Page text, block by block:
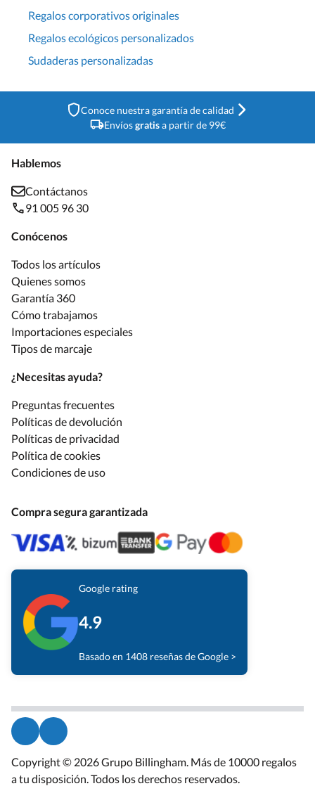
Regalos corporativos originales
Regalos ecológicos personalizados
Sudaderas personalizadas
Conoce nuestra garantía de calidad
Envíosgratisa partir de 99€
Hablemos
Contáctanos
91 005 96 30
Conócenos
Todos los artículos
Quienes somos
Garantía 360
Cómo trabajamos
Importaciones especiales
Tipos de marcaje
¿Necesitas ayuda?
Preguntas frecuentes
Políticas de devolución
Políticas de privacidad
Política de cookies
Condiciones de uso
Compra segura garantizada
Google rating
4.9
Basado en 1408 reseñas de Google >
Copyright © 2026 Grupo Billingham. Más de 10000 regalos
a tu disposición. Todos los derechos reservados.